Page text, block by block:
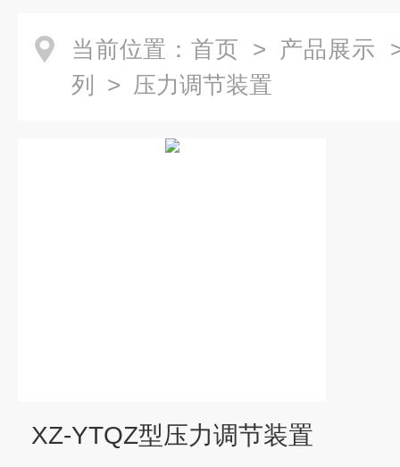
当前位置： 首页 > 产品展示
列
> 压力调节装置
XZ-YTQZ型压力调节装置